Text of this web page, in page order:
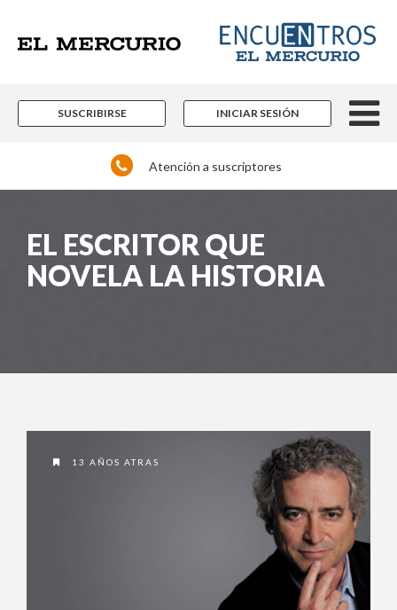
SUSCRIBIRSE INICIAR SESIÓN
Atención a suscriptores
EL ESCRITOR QUE
NOVELA LA HISTORIA
13 AÑOS ATRAS